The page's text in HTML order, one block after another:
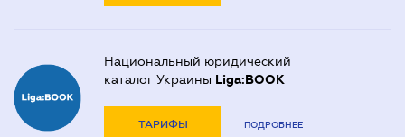
Национальный юридический
каталог Украины Liga:BOOK
ТАРИФЫ ПОДРОБНЕЕ